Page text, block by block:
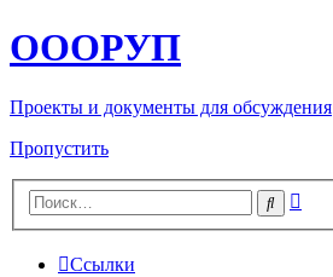
ОООРУП
Проекты и документы для обсуждения
Пропустить
Поиск
Ссылки